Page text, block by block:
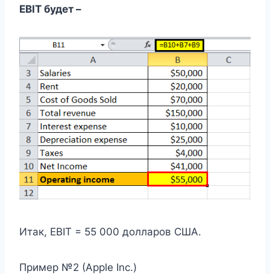
EBIT будет –
Итак, EBIT = 55 000 долларов США.
Пример №2 (Apple Inc.)